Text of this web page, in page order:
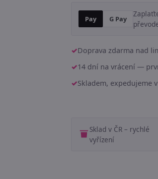
Pay G Pay
Doprava zdarma nad
14 dní na vrácení —
Skladem, expedujeme
Sklad v ČR – rychlé
vyřízení